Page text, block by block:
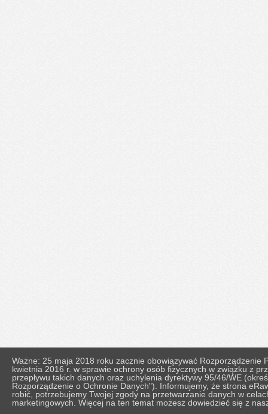
Ważne: 25 maja 2018 roku zacznie obowiązywać
kwietnia 2016 r. w sprawie ochrony osób fizycznych w związku z
przepływu takich danych oraz uchylenia dyrektywy 95/46/WE
Rozporządzenie o Ochronie Danych"). Informujemy, że strona
robić, potrzebujemy Twojej zgody na przetwarzanie danych w
marketingowych. Więcej na ten temat możesz dowiedzieć się z